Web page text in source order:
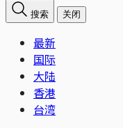
搜索 关闭
最新
国际
大陆
香港
台湾